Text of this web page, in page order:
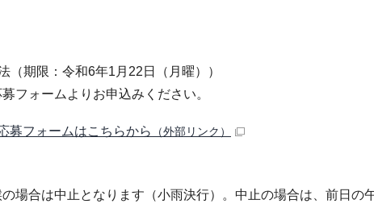
（期限：令和6年1月22日（月曜））
フォームよりお申込みください。
募フォームはこちらから （外部リンク）
の場合は中止となります（小雨決行）。中止の場合は、前日の